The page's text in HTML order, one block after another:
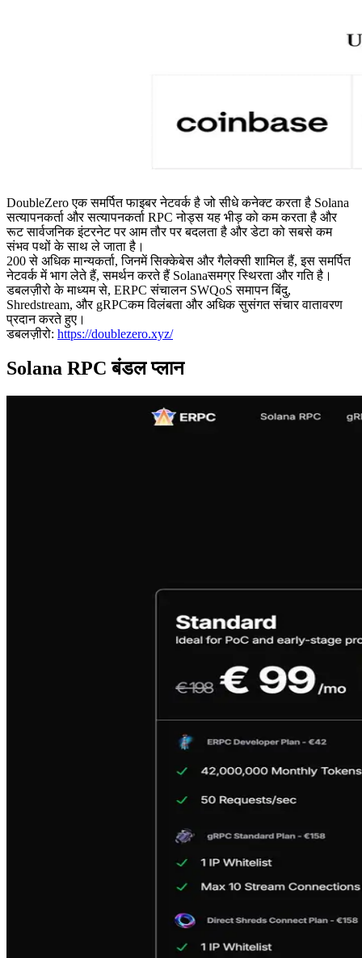
DoubleZero एक समर्पित फाइबर नेटवर्क है जो सीधे कनेक्ट करता है Solana
सत्यापनकर्ता और सत्यापनकर्ता RPC नोड्स यह भीड़ को कम करता है और
रूट सार्वजनिक इंटरनेट पर आम तौर पर बदलता है और डेटा को सबसे कम
संभव पथों के साथ ले जाता है।
200 से अधिक मान्यकर्ता, जिनमें सिक्केबेस और गैलेक्सी शामिल हैं, इस समर्पित
नेटवर्क में भाग लेते हैं, समर्थन करते हैं Solanaसमग्र स्थिरता और गति है।
डबलज़ीरो के माध्यम से, ERPC संचालन SWQoS समापन बिंदु,
Shredstream, और gRPCकम विलंबता और अधिक सुसंगत संचार वातावरण
प्रदान करते हुए।
डबलज़ीरो: https://doublezero.xyz/
Solana RPC बंडल प्लान